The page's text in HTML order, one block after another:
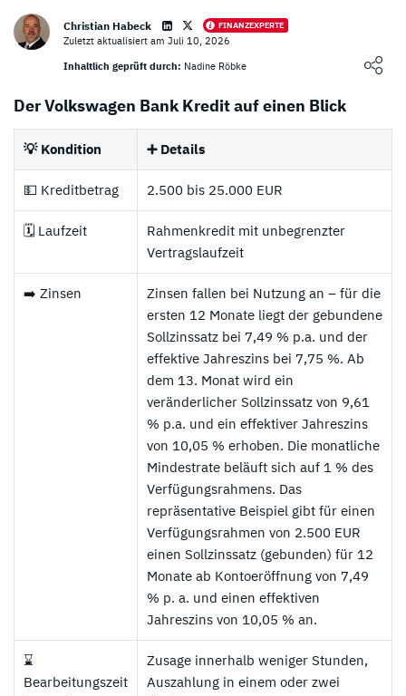
Christian Habeck FINANZEXPERTE
Zuletzt aktualisiert am Juli 10, 2026
Inhaltlich geprüft durch: Nadine Röbke
Der Volkswagen Bank Kredit auf einen Blick
💡 Kondition ➕ Details
💵 Kreditbetrag 2.500 bis 25.000 EUR
🗓️ Laufzeit
Rahmenkredit mit unbegrenzter
Vertragslaufzeit
➡️ Zinsen
Zinsen fallen bei Nutzung an – für die
ersten 12 Monate liegt der gebundene
Sollzinssatz bei 7,49 % p.a. und der
effektive Jahreszins bei 7,75 %. Ab
dem 13. Monat wird ein
veränderlicher Sollzinssatz von 9,61
% p.a. und ein effektiver Jahreszins
von 10,05 % erhoben. Die monatliche
Mindestrate beläuft sich auf 1 % des
Verfügungsrahmens. Das
repräsentative Beispiel gibt für einen
Verfügungsrahmen von 2.500 EUR
einen Sollzinssatz (gebunden) für 12
Monate ab Kontoeröffnung von 7,49
% p. a. und einen effektiven
Jahreszins von 10,05 % an.
⌛
Bearbeitungszeit
Zusage innerhalb weniger Stunden,
Auszahlung in einem oder zwei